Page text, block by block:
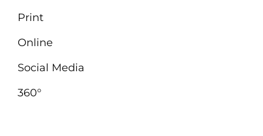
Print
Online
Social Media
360°